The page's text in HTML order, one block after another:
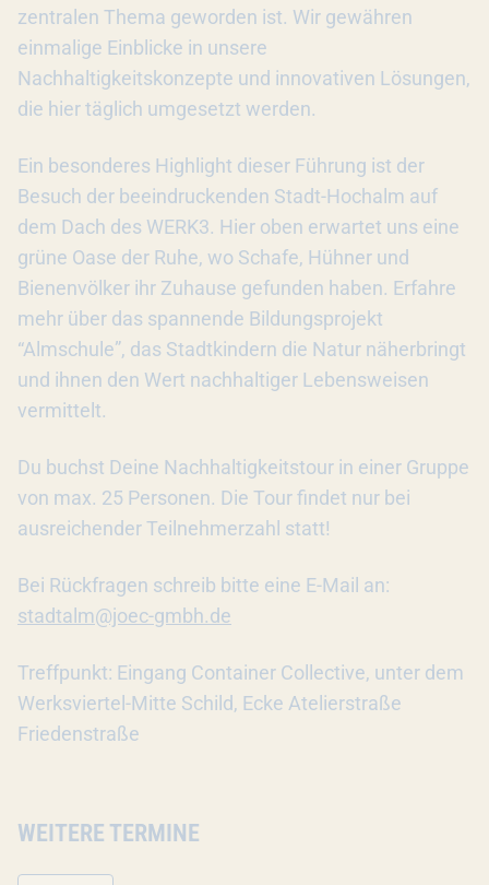
zentralen Thema geworden ist. Wir gewähren
einmalige Einblicke in unsere
Nachhaltigkeitskonzepte und innovativen Lösungen,
die hier täglich umgesetzt werden.
Ein besonderes Highlight dieser Führung ist der
Besuch der beeindruckenden Stadt-Hochalm auf
dem Dach des WERK3. Hier oben erwartet uns eine
grüne Oase der Ruhe, wo Schafe, Hühner und
Bienenvölker ihr Zuhause gefunden haben. Erfahre
mehr über das spannende Bildungsprojekt
“Almschule”, das Stadtkindern die Natur näherbringt
und ihnen den Wert nachhaltiger Lebensweisen
vermittelt.
Du buchst Deine Nachhaltigkeitstour in einer Gruppe
von max. 25 Personen. Die Tour findet nur bei
ausreichender Teilnehmerzahl statt!
Bei Rückfragen schreib bitte eine E-Mail an:
stadtalm@joec-gmbh.de
Treffpunkt: Eingang Container Collective, unter dem
Werksviertel-Mitte Schild, Ecke Atelierstraße
Friedenstraße
WEITERE TERMINE